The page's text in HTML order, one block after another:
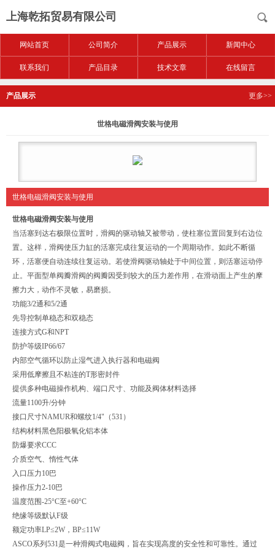
上海乾拓贸易有限公司
网站首页 公司简介 产品展示 新闻中心
联系我们 产品目录 技术文章 在线留言
产品展示 更多>>
世格电磁滑阀安装与使用
世格电磁滑阀安装与使用
世格电磁滑阀安装与使用
当活塞到达右极限位置时，滑阀的驱动轴又被带动，使柱塞位置回复到右边位
置。这样，滑阀使压力缸的活塞完成往复运动的一个周期动作。如此不断循
环，活塞便自动连续往复运动。若使滑阀驱动轴处于中间位置，则活塞运动停
止。平面型单阀瓣滑阀的阀瓣因受到较大的压力差作用，在滑动面上产生的摩
擦力大，动作不灵敏，易磨损。
功能3/2通和5/2通
先导控制单稳态和双稳态
连接方式G和NPT
防护等级IP66/67
内部空气循环以防止湿气进入执行器和电磁阀
采用低摩擦且不粘连的T形密封件
提供多种电磁操作机构、端口尺寸、功能及阀体材料选择
流量1100升/分钟
接口尺寸NAMUR和螺纹1/4"（531）
结构材料黑色阳极氧化铝本体
防爆要求CCC
介质空气、惰性气体
入口压力10巴
操作压力2-10巴
温度范围-25°C至+60°C
绝缘等级默认F级
额定功率LP≤2W，BP≤11W
ASCO系列531是一种滑阀式电磁阀，旨在实现高度的安全性和可靠性。通过